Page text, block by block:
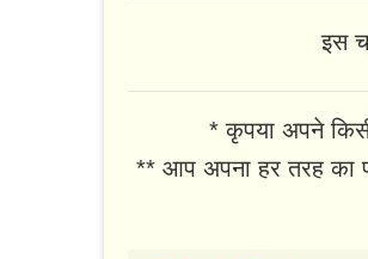
इस
* कृपया अपने
** आप अपना हर तरह का